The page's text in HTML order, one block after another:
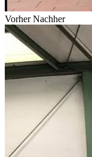
Vorher Nachher